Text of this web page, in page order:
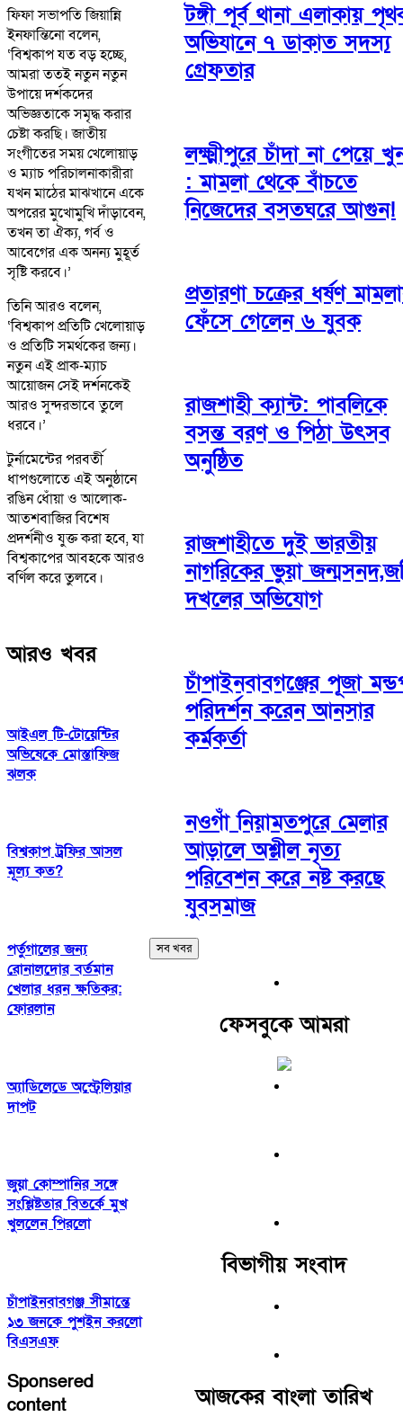
ফিফা সভাপতি জিয়ান্নি
ইনফান্তিনো বলেন,
‘বিশ্বকাপ যত বড় হচ্ছে,
আমরা ততই নতুন নতুন
উপায়ে দর্শকদের
অভিজ্ঞতাকে সমৃদ্ধ করার
চেষ্টা করছি। জাতীয়
সংগীতের সময় খেলোয়াড়
ও ম্যাচ পরিচালনাকারীরা
যখন মাঠের মাঝখানে একে
অপরের মুখোমুখি দাঁড়াবেন,
তখন তা ঐক্য, গর্ব ও
আবেগের এক অনন্য মুহূর্ত
সৃষ্টি করবে।’
তিনি আরও বলেন,
‘বিশ্বকাপ প্রতিটি খেলোয়াড়
ও প্রতিটি সমর্থকের জন্য।
নতুন এই প্রাক-ম্যাচ
আয়োজন সেই দর্শনকেই
আরও সুন্দরভাবে তুলে
ধরবে।’
টুর্নামেন্টের পরবর্তী
ধাপগুলোতে এই অনুষ্ঠানে
রঙিন ধোঁয়া ও আলোক-
আতশবাজির বিশেষ
প্রদর্শনীও যুক্ত করা হবে, যা
বিশ্বকাপের আবহকে আরও
বর্ণিল করে তুলবে।
আরও খবর
আইএল টি-টোয়েন্টির
অভিষেকে মোস্তাফিজ
ঝলক
বিশ্বকাপ ট্রফির আসল
মূল্য কত?
পর্তুগালের জন্য
রোনালদোর বর্তমান
খেলার ধরন ক্ষতিকর:
ফোরলান
অ্যাডিলেডে অস্ট্রেলিয়ার
দাপট
জুয়া কোম্পানির সঙ্গে
সংশ্লিষ্টতার বিতর্কে মুখ
খুললেন পিরলো
চাঁপাইনবাবগঞ্জ সীমান্তে
১৩ জনকে পুশইন করলো
বিএসএফ
Sponsered
content
টঙ্গী পূর্ব থানা এলাকায়
অভিযানে ৭ ডাকাত সদস্য
গ্রেফতার
লক্ষ্মীপুরে চাঁদা না পেয়ে
: মামলা থেকে বাঁচতে
নিজেদের বসতঘরে আগুন!
প্রতারণা চক্রের ধর্ষণ
ফেঁসে গেলেন ৬ যুবক
রাজশাহী ক্যান্ট: পাবলিকে
বসন্ত বরণ ও পিঠা উৎসব
অনুষ্ঠিত
রাজশাহীতে দুই ভারতীয়
নাগরিকের ভুয়া
দখলের অভিযোগ
চাঁপাইনবাবগঞ্জের পূজা
পরিদর্শন করেন আনসার
কর্মকর্তা
নওগাঁ নিয়ামতপুরে মেলার
আড়ালে অশ্লীল নৃত্য
পরিবেশন করে নষ্ট করছে
যুবসমাজ
সব খবর
ফেসবুকে আমরা
বিভাগীয় সংবাদ
আজকের বাংলা তারিখ